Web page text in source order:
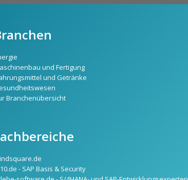
und Fertigung
und Getränke
Branchenübersicht
- SAP Basis & Security